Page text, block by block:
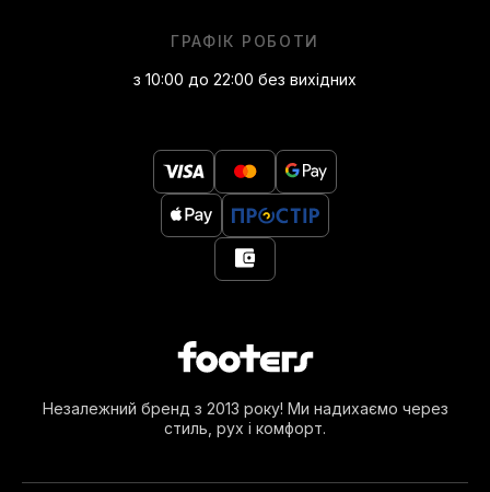
Незалежний бренд з 2013 року! Ми надихаємо через
стиль, рух і комфорт.
ГРАФІК РОБОТИ
з 10:00 до 22:00 без вихідних